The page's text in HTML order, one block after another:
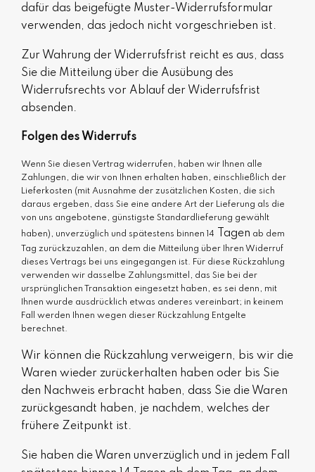
dafür das beigefügte Muster-Widerrufsformular
verwenden, das jedoch nicht vorgeschrieben ist.
Zur Wahrung der Widerrufsfrist reicht es aus, dass
Sie die Mitteilung über die Ausübung des
Widerrufsrechts vor Ablauf der Widerrufsfrist
absenden.
Folgen des Widerrufs
Wenn Sie diesen Vertrag widerrufen, haben wir Ihnen alle
Zahlungen, die wir von Ihnen erhalten haben, einschließlich der
Lieferkosten (mit Ausnahme der zusätzlichen Kosten, die sich
daraus ergeben, dass Sie eine andere Art der Lieferung als die
von uns angebotene, günstigste Standardlieferung gewählt
haben), unverzüglich und spätestens binnen 14
Tagen ab dem
Tag zurückzuzahlen, an dem die Mitteilung über Ihren Widerruf
dieses Vertrags bei uns eingegangen ist. Für diese Rückzahlung
verwenden wir dasselbe Zahlungsmittel, das Sie bei der
ursprünglichen Transaktion eingesetzt haben, es sei denn, mit
Ihnen wurde ausdrücklich etwas anderes vereinbart; in keinem
Fall werden Ihnen wegen dieser Rückzahlung Entgelte
berechnet.
Wir können die Rückzahlung verweigern, bis wir die
Waren wieder zurückerhalten haben oder bis Sie
den Nachweis erbracht haben, dass Sie die Waren
zurückgesandt haben, je nachdem, welches der
frühere Zeitpunkt ist.
Sie haben die Waren unverzüglich und in jedem Fall